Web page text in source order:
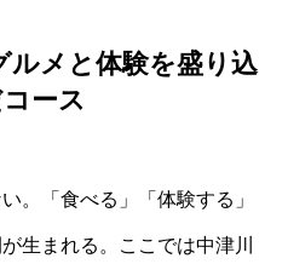
ルメと体験を盛り込
ース
。「食べる」「体験する」
生まれる。ここでは中津川